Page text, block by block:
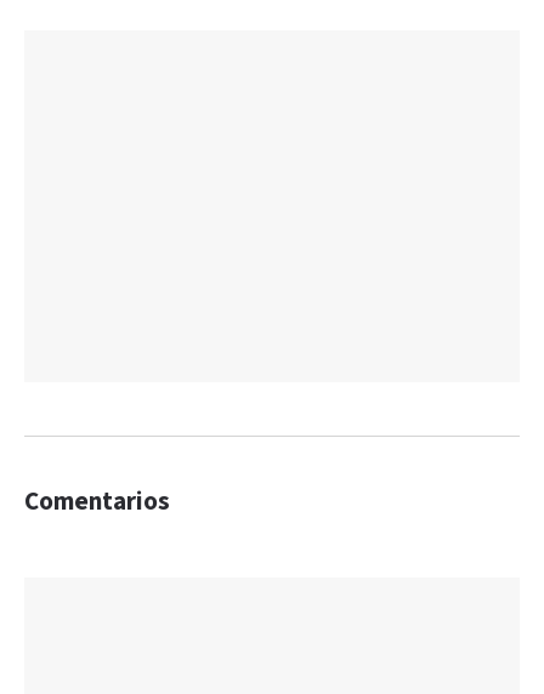
Comentarios